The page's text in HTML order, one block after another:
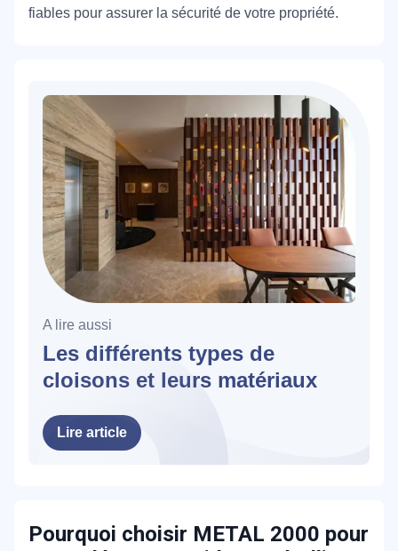
fiables pour assurer la sécurité de votre propriété.
A lire aussi
Les différents types de
cloisons et leurs matériaux
Lire article
Pourquoi choisir METAL 2000 pour